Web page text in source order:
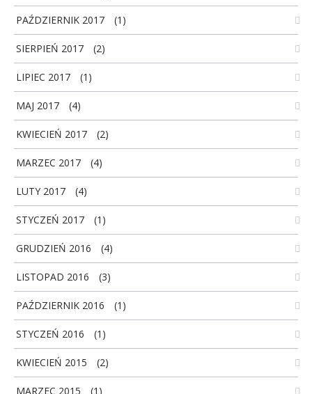
PAŹDZIERNIK 2017 (1)
SIERPIEŃ 2017 (2)
LIPIEC 2017 (1)
MAJ 2017 (4)
KWIECIEŃ 2017 (2)
MARZEC 2017 (4)
LUTY 2017 (4)
STYCZEŃ 2017 (1)
GRUDZIEŃ 2016 (4)
LISTOPAD 2016 (3)
PAŹDZIERNIK 2016 (1)
STYCZEŃ 2016 (1)
KWIECIEŃ 2015 (2)
MARZEC 2015 (1)